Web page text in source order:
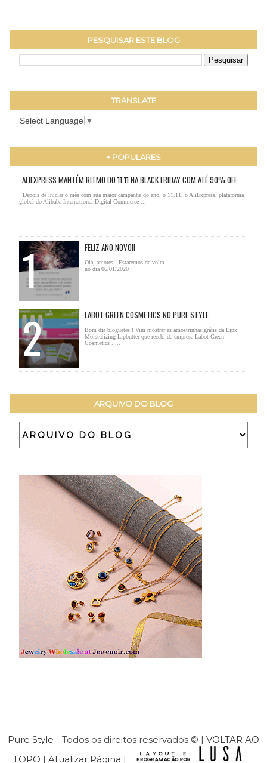
PESQUISAR ESTE BLOG
TRANSLATE
Select Language ▼
+ POPULARES
ALIEXPRESS MANTÉM RITMO DO 11.11 NA BLACK FRIDAY COM ATÉ 90% OFF
Depois de iniciar o mês com sua maior campanha do ano, o 11.11, o AliExpress, plataforma
global do Alibaba International Digital Commerce ...
FELIZ ANO NOVO!!
Olá, amores!! Estaremos de volta
no dia 06/01/2020
LABOT GREEN COSMETICS NO PURE STYLE
Bom dia bloguetes!! Vim mostrar as amostrinhas grátis da Lipx
Moisturizing Lipbutter que recebi da empresa Labot Green
Cosmetics . ...
ARQUIVO DO BLOG
Pure Style - Todos os direitos reservados © | VOLTAR AO
TOPO | Atualizar Página |